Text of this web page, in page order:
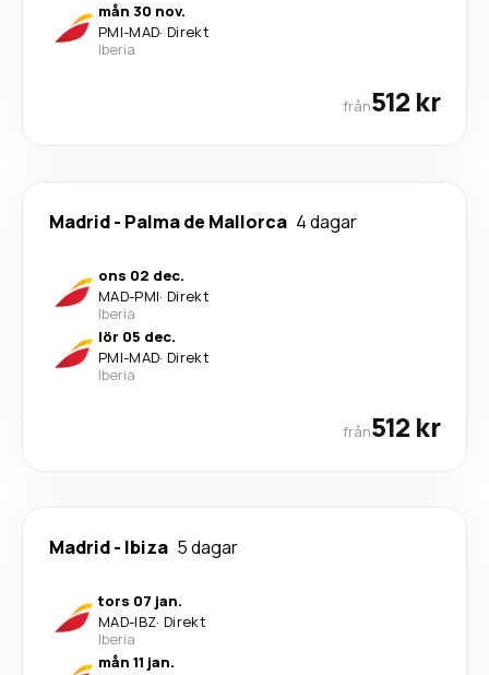
mån 30 nov.
PMI-MAD· Direkt
Iberia
från512 kr
Madrid- Palma de Mallorca 4 dagar
ons 02 dec.
MAD-PMI· Direkt
Iberia
lör 05 dec.
PMI-MAD· Direkt
Iberia
från512 kr
Madrid- Ibiza 5 dagar
tors 07 jan.
MAD-IBZ· Direkt
Iberia
mån 11 jan.